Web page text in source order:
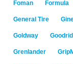
Foman Formula
General Tire
Goldway
Grenlander